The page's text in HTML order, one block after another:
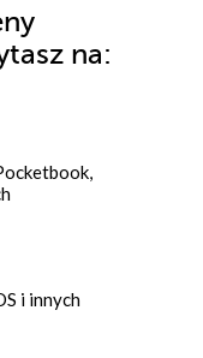
na:
i innych